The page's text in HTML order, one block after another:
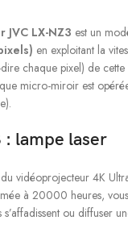
LX-NZ3 est un
en exploitant la
chaque pixel) de
micro-miroir est
: lampe laser
vidéoprojecteur 4K
à 20000 heures,
ou diffuser